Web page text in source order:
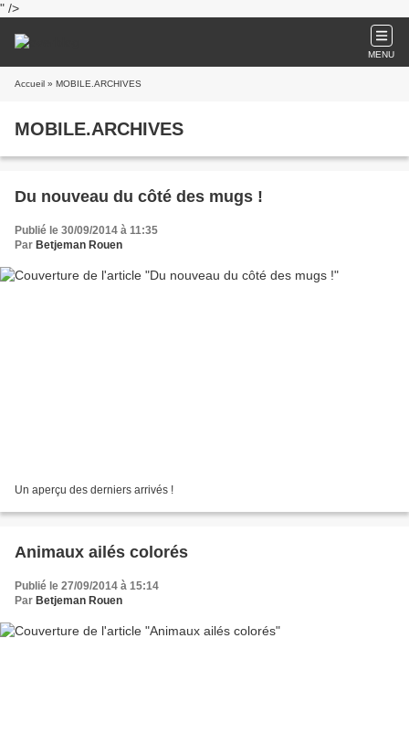
" />
MENU
Accueil » MOBILE.ARCHIVES
MOBILE.ARCHIVES
Du nouveau du côté des mugs !
Publié le 30/09/2014 à 11:35
Par Betjeman Rouen
Un aperçu des derniers arrivés !
Animaux ailés colorés
Publié le 27/09/2014 à 15:14
Par Betjeman Rouen